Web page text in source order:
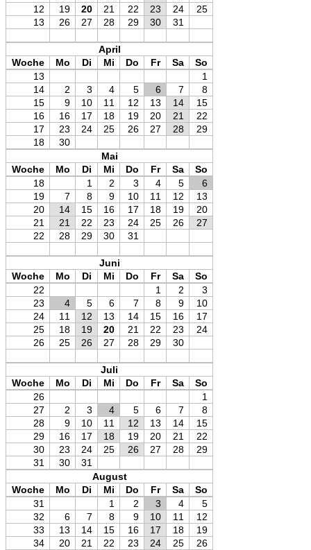
12
19 20 21 22 23 24
25
13
26 27 28 29 30 31
April
Woche
Mo Di Mi Do Fr Sa
So
13
1
14
2 3 4 5 6 7
8
15
9 10 11 12 13 14
15
16
16 17 18 19 20 21
22
17
23 24 25 26 27 28
29
18
30
Mai
Woche
Mo Di Mi Do Fr Sa
So
18
1 2 3 4 5
6
19
7 8 9 10 11 12
13
20
14 15 16 17 18 19
20
21
21 22 23 24 25 26
27
22
28 29 30 31
Juni
Woche
Mo Di Mi Do Fr Sa
So
22
1 2
3
23
4 5 6 7 8 9
10
24
11 12 13 14 15 16
17
25
18 19 20 21 22 23
24
26
25 26 27 28 29 30
Juli
Woche
Mo Di Mi Do Fr Sa
So
26
1
27
2 3 4 5 6 7
8
28
9 10 11 12 13 14
15
29
16 17 18 19 20 21
22
30
23 24 25 26 27 28
29
31
30
31
August
Woche
Mo Di Mi Do Fr Sa
So
31
1 2 3 4
5
32
6 7 8 9 10 11
12
33
13 14 15 16 17 18
19
34
20 21 22 23 24 25
26